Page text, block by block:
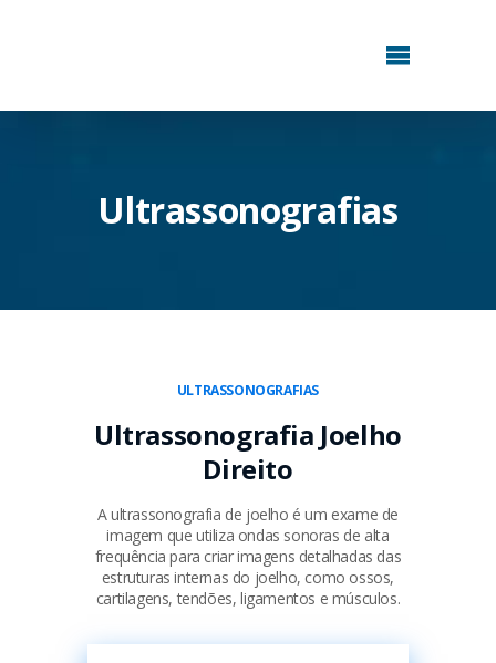
Ultrassonografias
ULTRASSONOGRAFIAS
Ultrassonografia Joelho
Direito
A ultrassonografia de joelho é um exame de
imagem que utiliza ondas sonoras de alta
frequência para criar imagens detalhadas das
estruturas internas do joelho, como ossos,
cartilagens, tendões, ligamentos e músculos.